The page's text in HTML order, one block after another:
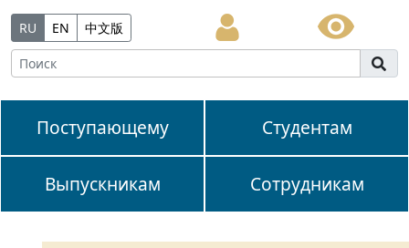
RU EN 中文版
Поступающему Студентам
Выпускникам Сотрудникам